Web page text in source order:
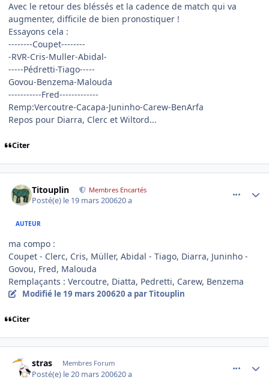
Avec le retour des bléssés et la cadence de match qui va
augmenter, difficile de bien pronostiquer !
Essayons cela :
--------Coupet--------
-RVR-Cris-Muller-Abidal-
-----Pédretti-Tiago-----
Govou-Benzema-Malouda
-----------Fred-------------
Remp:Vercoutre-Cacapa-Juninho-Carew-BenArfa
Repos pour Diarra, Clerc et Wiltord...
Citer
Titouplin Membres Encartés
Posté(e) le 19 mars 200620 a
AUTEUR
ma compo :
Coupet - Clerc, Cris, Müller, Abidal - Tiago, Diarra, Juninho -
Govou, Fred, Malouda
Remplaçants : Vercoutre, Diatta, Pedretti, Carew, Benzema
Modifié le 19 mars 200620 a par Titouplin
Citer
stras Membres Forum
Posté(e) le 20 mars 200620 a